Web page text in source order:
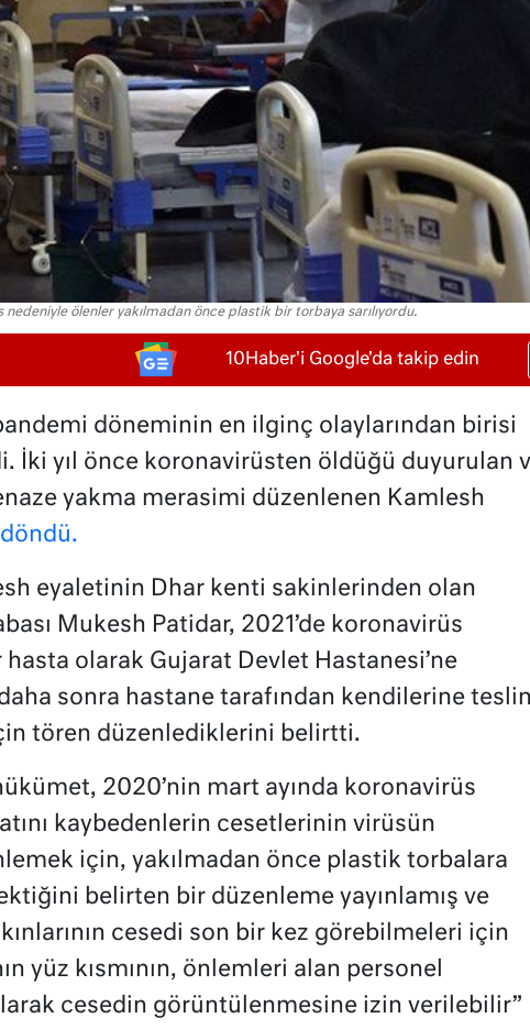
ölenler yakılmadan önce plastik bir torbaya sarılıyordu.
10Haber'i Google'da takip edin
döneminin en ilginç olaylarından birisi
İki yıl önce koronavirüsten öldüğü duyurulan
yakma merasimi düzenlenen Kamlesh
eyaletinin Dhar kenti sakinlerinden olan
Mukesh Patidar, 2021’de koronavirüs
hasta olarak Gujarat Devlet Hastanesi’ne
daha sonra hastane tarafından kendilerine
tören düzenlediklerini belirtti.
2020’nin mart ayında koronavirüs
kaybedenlerin cesetlerinin virüsün
için, yakılmadan önce plastik torbalara
belirten bir düzenleme yayınlamış ve
cesedi son bir kez görebilmeleri için
yüz kısmının, önlemleri alan personel
cesedin görüntülenmesine izin verilebilir”